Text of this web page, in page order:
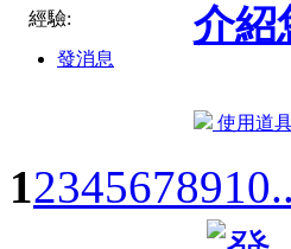
經驗:
發消息
介紹
使用道
12345678910